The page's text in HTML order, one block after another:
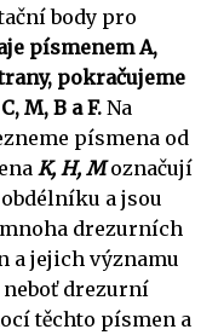
body pro
písmenem A,
pokračujeme
M, B a F. Na
písmena od
K, H, Moznačují
a jsou
drezurních
a jejich významu
drezurní
těchto písmen a